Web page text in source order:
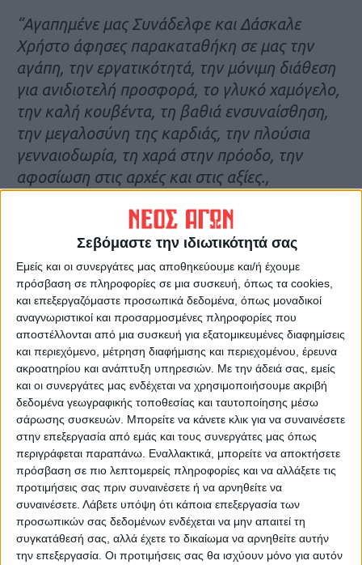
Σεβόμαστε την ιδιωτικότητά σας
Εμείς και οι συνεργάτες μας αποθηκεύουμε και/ή έχουμε
πρόσβαση σε πληροφορίες σε μια συσκευή, όπως τα cookies,
και επεξεργαζόμαστε προσωπικά δεδομένα, όπως μοναδικοί
αναγνωριστικοί και προσαρμοσμένες πληροφορίες που
αποστέλλονται από μια συσκευή για εξατομικευμένες διαφημίσεις
και περιεχόμενο, μέτρηση διαφήμισης και περιεχομένου, έρευνα
ακροατηρίου και ανάπτυξη υπηρεσιών. Με την άδειά σας, εμείς
και οι συνεργάτες μας ενδέχεται να χρησιμοποιήσουμε ακριβή
δεδομένα γεωγραφικής τοποθεσίας και ταυτοποίησης μέσω
σάρωσης συσκευών. Μπορείτε να κάνετε κλικ για να συναινέσετε
στην επεξεργασία από εμάς και τους συνεργάτες μας όπως
περιγράφεται παραπάνω. Εναλλακτικά, μπορείτε να αποκτήσετε
πρόσβαση σε πιο λεπτομερείς πληροφορίες και να αλλάξετε τις
προτιμήσεις σας πριν συναινέσετε ή να αρνηθείτε να
συναινέσετε. Λάβετε υπόψη ότι κάποια επεξεργασία των
προσωπικών σας δεδομένων ενδέχεται να μην απαιτεί τη
συγκατάθεσή σας, αλλά έχετε το δικαίωμα να αρνηθείτε αυτήν
την επεξεργασία. Οι προτιμήσεις σας θα ισχύουν μόνο για αυτόν
“Αγαπημένε μας Συνάδελφε και Δάσκαλε
Χρήστο άφησες παρακαταθήκη σε μας την
αγάπη, την εργατικότητά, την μόνιμη διάθεση
για ανιδιοτελή προσφορά, το γλυκό χαμόγελο,
την καλή κουβέντα, τη βαθιά ενσυναίσθηση,
την μεγαλοσύνη της καρδιάς, την πλούσια
γενναιοδωρία, τη χαρά στην πρόοδο, την
αφοσίωση στις αρχές και στις αξίες.,
όχι μόνο ζωής, που με τα πλούσια
συναισθήματά σου, άγγιξε τις καρδιές όλων
μας”
αναφέρουν σε σημείωμά τους οι
συνάδελφοί του οι οποίοι ευχαριστούν την
οικογένεια για τη δωρεά των ποιητικών
συλλογών του Αείμνηστου Χρήστου:
«Ονειρεμένος πόλεμος »,«Λευκότητα»,
«Κρυφές Σπουδές»και «Απλότητα»καθώς
και αποσπάσματος του προσωπικού του
ημερολογίου με αναφορές στο Ε Ν . Ε . Ε . Γ
Υ . – Λ . Τρικάλων. Ο Χρηστος Διαμαντής
έφυγε από τη ζωή τον Δεκέμβριο του 2021
σε ηλικία 34 ετών χτυπημένος από τον
κορωνοιό.